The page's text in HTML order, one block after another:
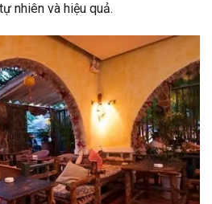
nhiên và hiệu quả.